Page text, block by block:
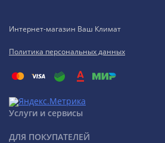
Интернет-магазин Ваш Климат
Политика персональных данных
Услуги и сервисы
ДЛЯ ПОКУПАТЕЛЕЙ